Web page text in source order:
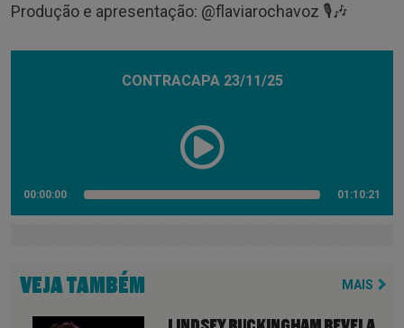
Produção e apresentação: @‌flaviarochavoz 🎙️🎶
CONTRACAPA 23/11/25
00:00:00 01:10:21
VEJA TAMBÉM MAIS